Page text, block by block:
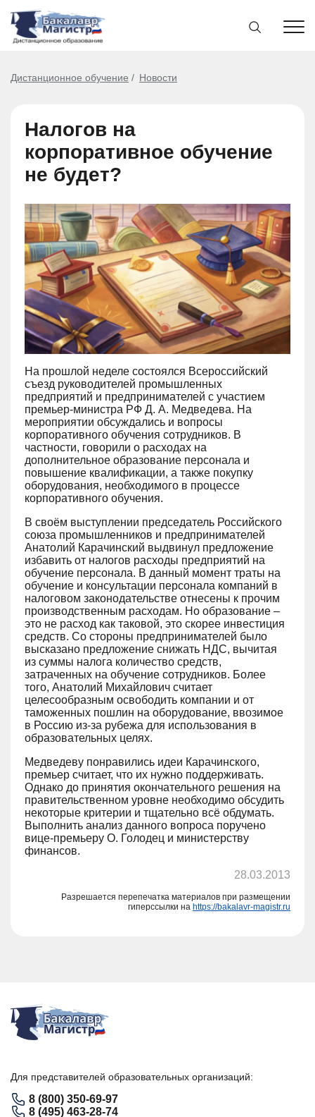
Дистанционное обучение Новости
Налогов на
корпоративное обучение
не будет?
На прошлой неделе состоялся Всероссийский
съезд руководителей промышленных
предприятий и предпринимателей с участием
премьер-министра РФ Д. А. Медведева. На
мероприятии обсуждались и вопросы
корпоративного обучения сотрудников. В
частности, говорили о расходах на
дополнительное образование персонала и
повышение квалификации, а также покупку
оборудования, необходимого в процессе
корпоративного обучения.
В своём выступлении председатель Российского
союза промышленников и предпринимателей
Анатолий Карачинский выдвинул предложение
избавить от налогов расходы предприятий на
обучение персонала. В данный момент траты на
обучение и консультации персонала компаний в
налоговом законодательстве отнесены к прочим
производственным расходам. Но образование –
это не расход как таковой, это скорее инвестиция
средств. Со стороны предпринимателей было
высказано предложение снижать НДС, вычитая
из суммы налога количество средств,
затраченных на обучение сотрудников. Более
того, Анатолий Михайлович считает
целесообразным освободить компании и от
таможенных пошлин на оборудование, ввозимое
в Россию из-за рубежа для использования в
образовательных целях.
Медведеву понравились идеи Карачинского,
премьер считает, что их нужно поддерживать.
Однако до принятия окончательного решения на
правительственном уровне необходимо обсудить
некоторые критерии и тщательно всё обдумать.
Выполнить анализ данного вопроса поручено
вице-премьеру О. Голодец и министерству
финансов.
28.03.2013
Разрешается перепечатка материалов при размещении
гиперссылки на https://bakalavr-magistr.ru
Для представителей образовательных организаций:
8 (800) 350-69-97
8 (495) 463-28-74